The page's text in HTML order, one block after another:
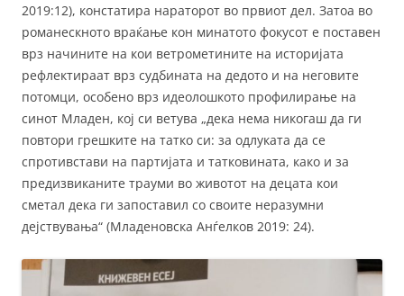
2019:12), констатира нараторот во првиот дел. Затоа во
романескното враќање кон минатото фокусот е поставен
врз начините на кои ветрометините на историјата
рефлектираат врз судбината на дедото и на неговите
потомци, особено врз идеолошкото профилирање на
синот Младен, кој си ветува „дека нема никогаш да ги
повтори грешките на татко си: за одлуката да се
спротивстави на партијата и татковината, како и за
предизвиканите трауми во животот на децата кои
сметал дека ги запоставил со своите неразумни
дејствувања“ (Младеновска Анѓелков 2019: 24).